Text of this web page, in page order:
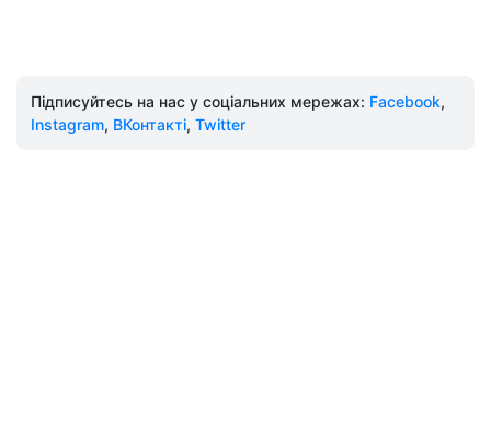
Підписуйтесь на нас у соціальних мережах: Facebook,
Instagram, ВКонтакті, Twitter